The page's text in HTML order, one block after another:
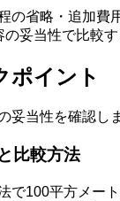
の省略・追加
妥当性で比較す
ポイント
当性を確認
比較方法
で100平方メ